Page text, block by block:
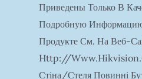
Приведены Только В
Подробную
Продукте См. На Веб-
Http://
Стіна/стеля Повинні